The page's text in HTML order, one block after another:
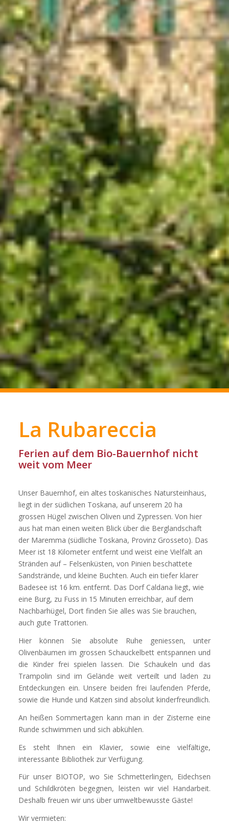
La Rubareccia
Ferien auf dem Bio-Bauernhof nicht
weit vom Meer
Unser Bauernhof, ein altes toskanisches Natursteinhaus,
liegt in der südlichen Toskana, auf unserem 20 ha
grossen Hügel zwischen Oliven und Zypressen. Von hier
aus hat man einen weiten Blick über die Berglandschaft
der Maremma (südliche Toskana, Provinz Grosseto). Das
Meer ist 18 Kilometer entfernt und weist eine Vielfalt an
Stränden auf – Felsenküsten, von Pinien beschattete
Sandstrände, und kleine Buchten. Auch ein tiefer klarer
Badesee ist 16 km. entfernt. Das Dorf Caldana liegt, wie
eine Burg, zu Fuss in 15 Minuten erreichbar, auf dem
Nachbarhügel, Dort finden Sie alles was Sie brauchen,
auch gute Trattorien.
Hier können Sie absolute Ruhe geniessen, unter
Olivenbäumen im grossen Schauckelbett entspannen und
die Kinder frei spielen lassen. Die Schaukeln und das
Trampolin sind im Gelände weit verteilt und laden zu
Entdeckungen ein. Unsere beiden frei laufenden Pferde,
sowie die Hunde und Katzen sind absolut kinderfreundlich.
An heißen Sommertagen kann man in der Zisterne eine
Runde schwimmen und sich abkühlen.
Es steht Ihnen ein Klavier, sowie eine vielfältige,
interessante Bibliothek zur Verfügung.
Für unser BIOTOP, wo Sie Schmetterlingen, Eidechsen
und Schildkröten begegnen, leisten wir viel Handarbeit.
Deshalb freuen wir uns über umweltbewusste Gäste!
Wir vermieten: